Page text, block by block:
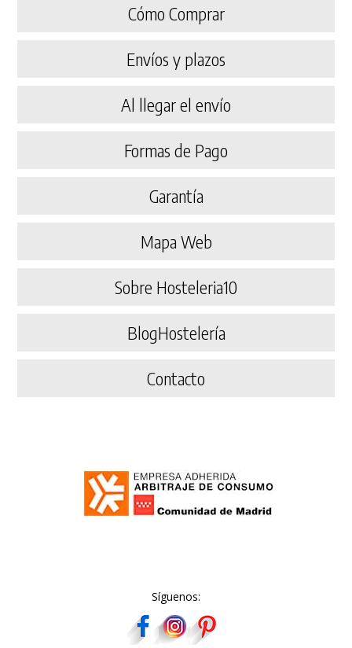
Cómo Comprar
Envíos y plazos
Al llegar el envío
Formas de Pago
Garantía
Mapa Web
Sobre Hosteleria10
BlogHostelería
Contacto
Síguenos: